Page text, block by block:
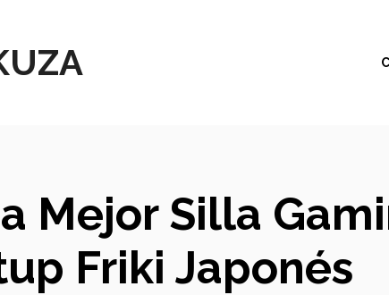
Mejor Silla
Friki Japonés